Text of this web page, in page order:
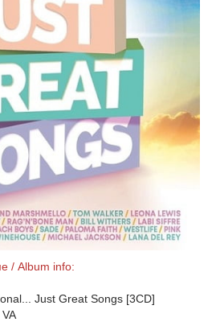
/ Album info:
Just Great Songs [3CD]